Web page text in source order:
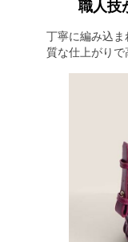
職人技
丁寧に編み込
質な仕上がりで